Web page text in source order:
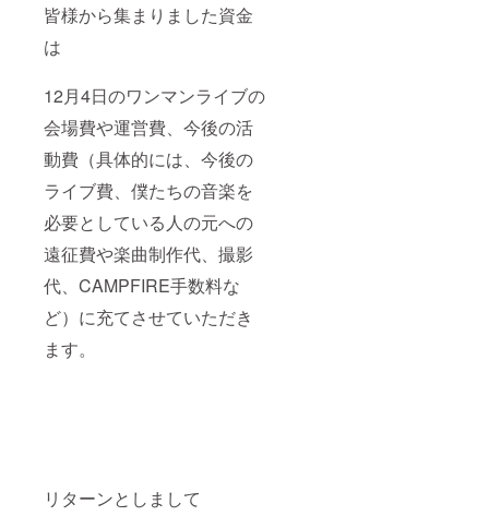
皆様から集まりました資金
は
12月4日のワンマンライブの
会場費や運営費、今後の活
動費（具体的には、今後の
ライブ費、僕たちの音楽を
必要としている人の元への
遠征費や楽曲制作代、撮影
代、CAMPFIRE手数料な
ど）に充てさせていただき
ます。
リターンとしまして